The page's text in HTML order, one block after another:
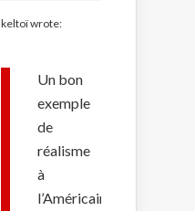
keltoï wrote:
Un bon
exemple
de
réalisme
à
l’Américaine